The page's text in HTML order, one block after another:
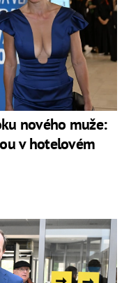
nového muže:
v hotelovém